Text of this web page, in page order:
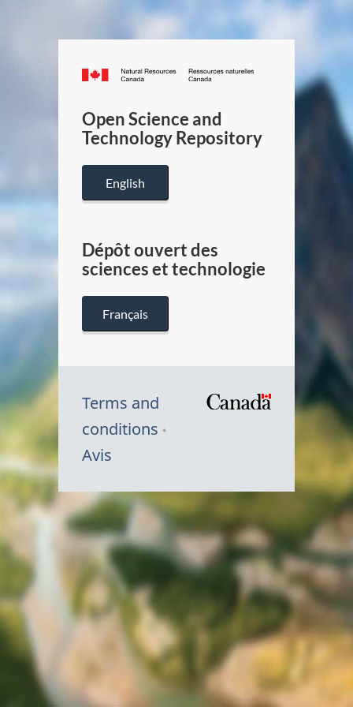
Canada.ca
/
Canada
Open Science and
Technology Repository
English
Dépôt ouvert des
sciences et technologie
Français
Terms and
conditions
Avis
Canada